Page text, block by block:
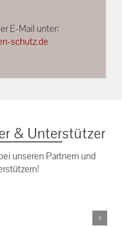
E-Mail unter:
schutz.de
& Unterstützer
unseren Partnern und